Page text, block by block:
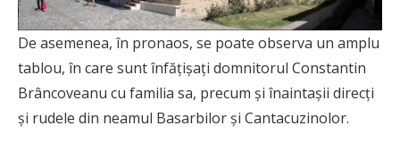
De asemenea, în pronaos, se poate observa un amplu
tablou, în care sunt înfățișați domnitorul Constantin
Brâncoveanu cu familia sa, precum și înaintașii direcți
și rudele din neamul Basarbilor și Cantacuzinolor.